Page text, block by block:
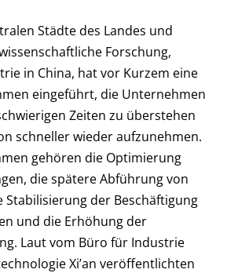
Städte des Landes und
Forschung,
in China, hat vor Kurzem eine
eingeführt, die Unternehmen
Zeiten zu überstehen
schneller wieder aufzunehmen.
gehören die Optimierung
die spätere Abführung von
Stabilisierung der Beschäftigung
und die Erhöhung der
Laut vom Büro für Industrie
Xi’an veröffentlichten